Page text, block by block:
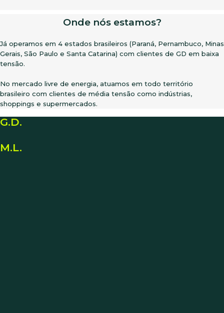
Onde nós estamos?
Já operamos em 4 estados brasileiros (Paraná, Pernambuco, Minas
Gerais, São Paulo e Santa Catarina) com clientes de GD em baixa
tensão.
No mercado livre de energia, atuamos em todo território
brasileiro com clientes de média tensão como indústrias,
shoppings e supermercados.
G.D.
M.L.